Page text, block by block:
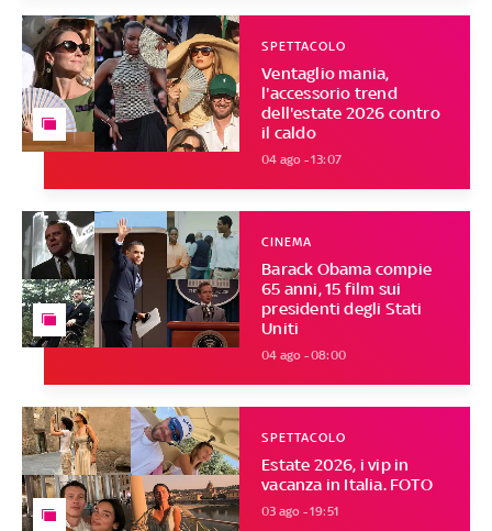
Ventaglio mania,
l'accessorio trend
dell'estate 2026 contro
il caldo
SPETTACOLO
04 ago - 13:07
Barack Obama compie
65 anni, 15 film sui
presidenti degli Stati
Uniti
CINEMA
04 ago - 08:00
Estate 2026, i vip in
vacanza in Italia. FOTO
SPETTACOLO
03 ago - 19:51